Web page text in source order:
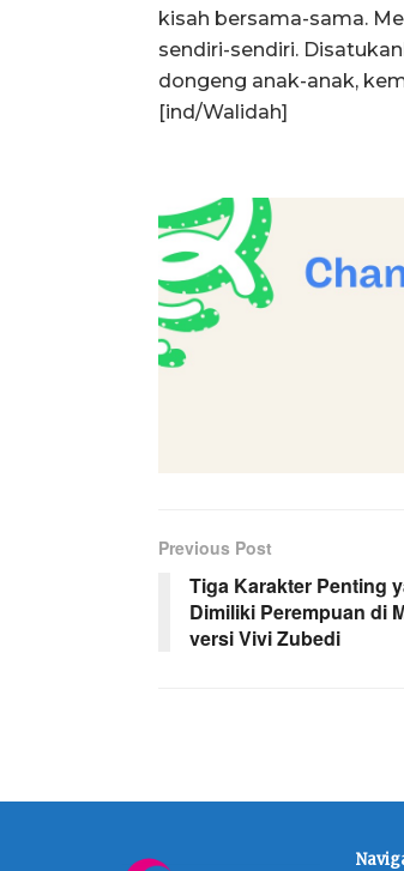
kisah bersama-sama.
sendiri-sendiri.
dongeng anak-anak,
[ind/Walidah]
Previous Post
Tiga Karakter Penting
Dimiliki Perempuan di
versi Vivi Zubedi